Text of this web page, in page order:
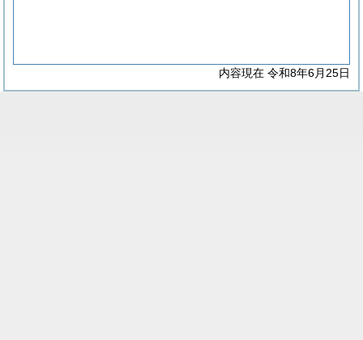
内容現在 令和8年6月25日